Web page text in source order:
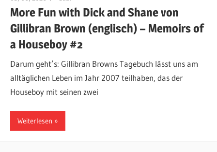
More Fun with Dick and Shane von
Gillibran Brown (englisch) – Memoirs of
a Houseboy #2
Darum geht’s: Gillibran Browns Tagebuch lässt uns am
alltäglichen Leben im Jahr 2007 teilhaben, das der
Houseboy mit seinen zwei
Weiterlesen